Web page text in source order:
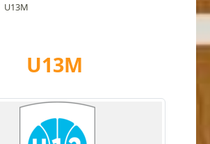
U13M
U13M